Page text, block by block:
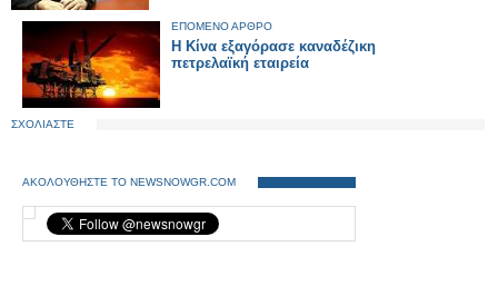
ΕΠΟΜΕΝΟ ΑΡΘΡΟ
Η Κίνα εξαγόρασε καναδέζικη
πετρελαϊκή εταιρεία
ΣΧΟΛΙΑΣΤΕ
ΑΚΟΛΟΥΘΗΣΤΕ ΤΟ NEWSNOWGR.COM